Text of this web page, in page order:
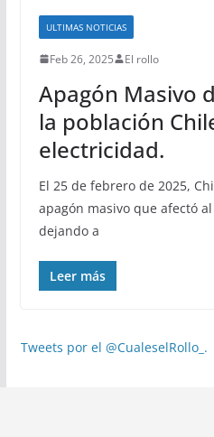
ULTIMAS NOTICIAS
Feb 26, 2025 El rollo
Apagón Masivo
la población
electricidad.
El 25 de febrero de 2025,
apagón masivo que afectó
dejando a
Leer más
Tweets por el @CualeselRollo_.